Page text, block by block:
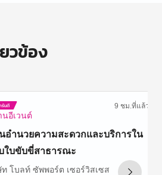
วข้อง
นอีเวนต์
9 ชม.ที่แล้ว
อำนวยความสะดวกและบริการใน
ใบขับขี่สาธารณะ
โบลท์ ซัพพอร์ต เซอร์วิสเซส